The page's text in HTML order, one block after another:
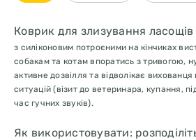
Коврик для злизування
з силіконовим потроєними на кінчиках
собакам та котам впоратись з тривогою,
активне дозвілля та відволікає
ситуацій (візит до ветеринара, купання,
час гучних звуків).
Як використовувати: